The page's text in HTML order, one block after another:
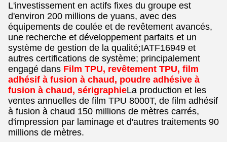
L'investissement en actifs fixes du groupe est
d'environ 200 millions de yuans, avec des
équipements de coulée et de revêtement avancés,
une recherche et développement parfaits et un
système de gestion de la qualité;IATF16949 et
autres certifications de système; principalement
engagé dans Film TPU, revêtement TPU, film
adhésif à fusion à chaud, poudre adhésive à
fusion à chaud, sérigraphieLa production et les
ventes annuelles de film TPU 8000T, de film adhésif
à fusion à chaud 150 millions de mètres carrés,
d'impression par laminage et d'autres traitements 90
millions de mètres.